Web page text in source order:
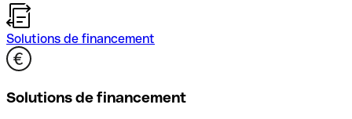
Solutions de financement
Solutions de financement